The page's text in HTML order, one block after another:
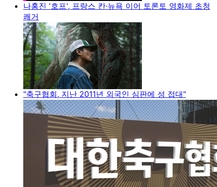
나홍진 '호프', 프랑스 칸·뉴욕 이어 토론토 영화제 초청
쾌거
"축구협회, 지난 2011년 외국인 심판에 성 접대"